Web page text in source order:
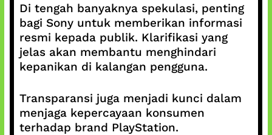
Di tengah banyaknya spekulasi, penting
bagi Sony untuk memberikan informasi
resmi kepada publik. Klarifikasi yang
jelas akan membantu menghindari
kepanikan di kalangan pengguna.
Transparansi juga menjadi kunci dalam
menjaga kepercayaan konsumen
terhadap brand PlayStation.